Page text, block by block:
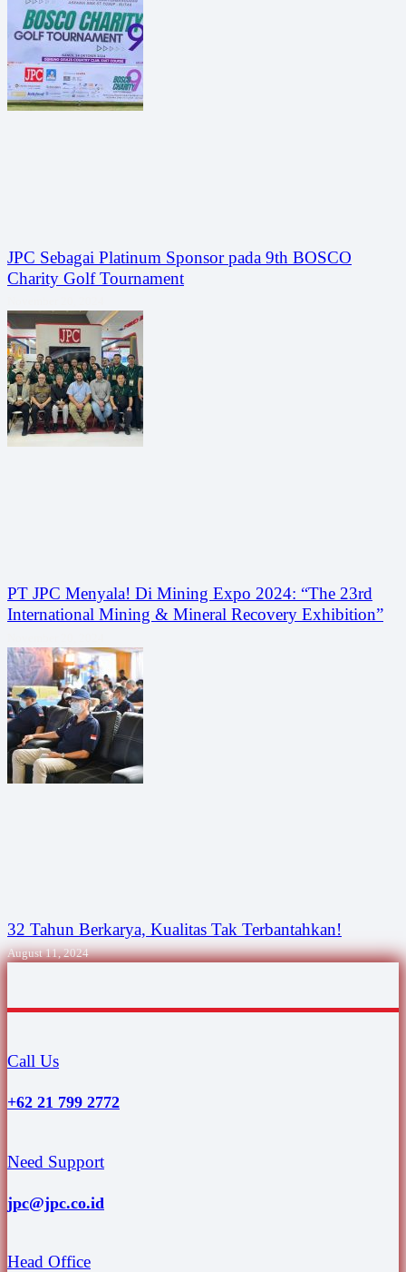
JPC Sebagai Platinum Sponsor pada 9th BOSCO
Charity Golf Tournament
PT JPC Menyala! Di Mining Expo 2024: “The 23rd
International Mining & Mineral Recovery Exhibition”
32 Tahun Berkarya, Kualitas Tak Terbantahkan!
August 11, 2024
Call Us
+62 21 799 2772
Need Support
jpc@jpc.co.id
Head Office